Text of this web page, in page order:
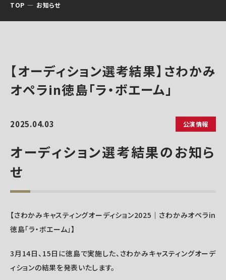
TOP お知らせ
【オーディション選考結果】さわかみ
オペラin徳島「ラ・ボエーム」
2025.04.03 公演情報
オーディション選考結果のお知ら
せ
【さわかみキャスティングオーディション2025｜さわかみオペラin
徳島「ラ・ボエーム」】
3月14日、15日に徳島で実施した、さわかみキャスティングオーデ
ィションの結果を発表いたします。